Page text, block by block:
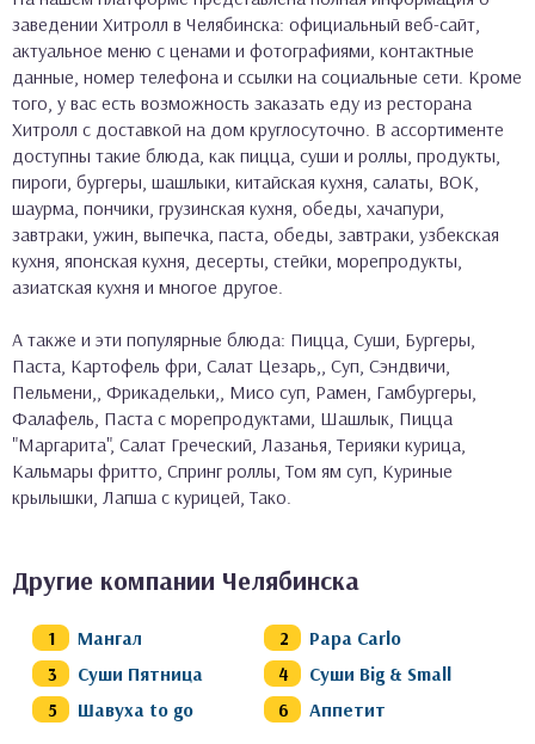
заведении Хитролл в Челябинска: официальный веб-сайт,
актуальное меню с ценами и фотографиями, контактные
данные, номер телефона и ссылки на социальные сети. Кроме
того, у вас есть возможность заказать еду из ресторана
Хитролл с доставкой на дом круглосуточно. В ассортименте
доступны такие блюда, как пицца, суши и роллы, продукты,
пироги, бургеры, шашлыки, китайская кухня, салаты, ВОК,
шаурма, пончики, грузинская кухня, обеды, хачапури,
завтраки, ужин, выпечка, паста, обеды, завтраки, узбекская
кухня, японская кухня, десерты, стейки, морепродукты,
азиатская кухня и многое другое.
А также и эти популярные блюда: Пицца, Суши, Бургеры,
Паста, Картофель фри, Салат Цезарь,, Суп, Сэндвичи,
Пельмени,, Фрикадельки,, Мисо суп, Рамен, Гамбургеры,
Фалафель, Паста с морепродуктами, Шашлык, Пицца
"Маргарита", Салат Греческий, Лазанья, Терияки курица,
Кальмары фритто, Спринг роллы, Том ям суп, Куриные
крылышки, Лапша с курицей, Тако.
Другие компании Челябинска
Мангал
Papa Carlo
Суши Пятница
Суши Big & Small
Шавуха to go
Аппетит